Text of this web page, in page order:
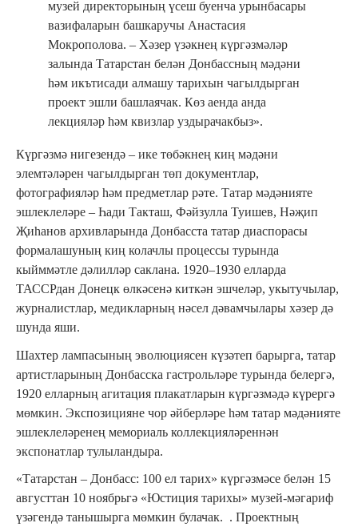
музей директорының үсеш буенча урынбасары
вазифаларын башкаручы Анастасия
Мокрополова. – Хәзер үзәкнең күргәзмәләр
залында Татарстан белән Донбассның мәдәни
һәм икътисади алмашу тарихын чагылдырган
проект эшли башлаячак. Көз аенда анда
лекцияләр һәм квизлар уздырачакбыз».
Күргәзмә нигезендә – ике төбәкнең киң мәдәни
элемтәләрен чагылдырган төп документлар,
фотографияләр һәм предметлар рәте. Татар мәдәнияте
эшлеклеләре – Һади Такташ, Фәйзулла Туишев, Нәҗип
Җиһанов архивларында Донбасста татар диаспорасы
формалашуның киң колачлы процессы турында
кыйммәтле дәлилләр саклана. 1920–1930 елларда
ТАССРдан Донецк өлкәсенә киткән эшчеләр, укытучылар,
журналистлар, медикларның нәсел дәвамчылары хәзер дә
шунда яши.
Шахтер лампасының эволюциясен күзәтеп барырга, татар
артистларының Донбасска гастрольләре турында белергә,
1920 елларның агитация плакатларын күргәзмәдә күрергә
мөмкин. Экспозицияне чор әйберләре һәм татар мәдәнияте
эшлеклеләренең мемориаль коллекцияләреннән
экспонатлар тулыландыра.
«Татарстан – Донбасс: 100 ел тарих» күргәзмәсе белән 15
августтан 10 ноябрьгә «Юстиция тарихы» музей-мәгариф
үзәгендә танышырга мөмкин булачак. . Проектның